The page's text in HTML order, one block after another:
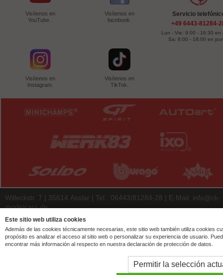
Visítenos en
YouTube .
Visítenos en
facebook.
Visítenos en
Instagram.
Visítenos en
TikTok.
Servicio
+49 6443-81284-
Lun - Vie: 9:00 - 16:30 en
Sa: 8:00 - 18:00 en
Willeckstr. 7 | 35614 Asslar | Tel.: 06443/81284-28 | E-Mail: info@ck-
modelcars.de
© 2026 | ck-modelcars Christoph Krombach e.K.
4.9/5.00of7447 ck-modelcars.de customer reviews | Trusted Shops
Este sitio web utiliza cookies
Además de las cookies técnicamente necesarias, este sitio web también utiliza cookies
propósito es analizar el acceso al sitio web o personalizar su experiencia de usuario.
encontrar más información al respecto en nuestra declaración de protección de datos.
Permitir la selección